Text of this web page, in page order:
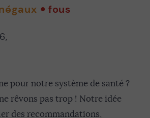
fous
,
pour notre système de santé ?
rêvons pas trop ! Notre idée
des recommandations,